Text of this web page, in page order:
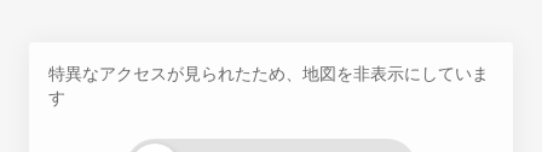
特異なアクセスが見られたため、地図を非表示にしていま
す